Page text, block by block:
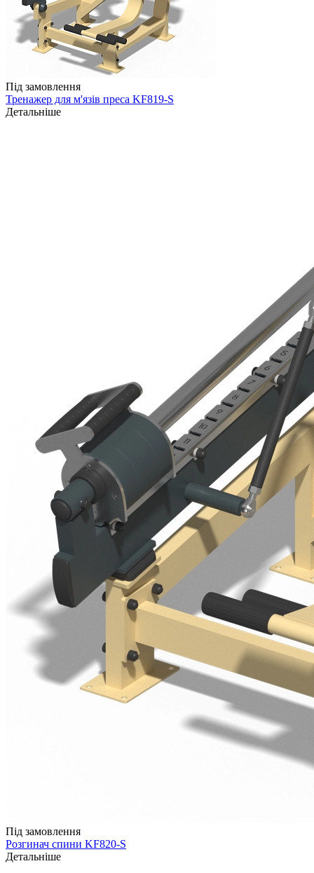
Під замовлення
Тренажер для м'язів преса KF819-S
Детальніше
Під замовлення
Розгинач спини KF820-S
Детальніше